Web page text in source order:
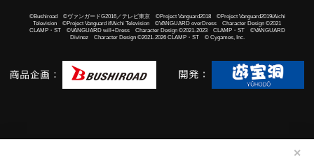
✕
©Bushiroad ©ヴァンガードG2016／テレビ東京 ©Project Vanguard2018 ©Project Vanguard2019/Aichi
Television ©Project Vanguard if/Aichi Television ©VANGUARD overDress Character Design ©2021
CLAMP・ST ©VANGUARD will+Dress Character Design ©2021-2023 CLAMP・ST ©VANGUARD
Divinez Character Design ©2021-2026 CLAMP・ST © Cygames, Inc.